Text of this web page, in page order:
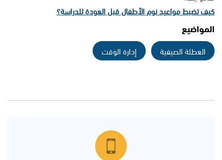
كيف تضبط مواعيد نوم الأطفال قبل العودة للدراسة؟
المواضيع
العطلة الصيفية إدارة الوقت